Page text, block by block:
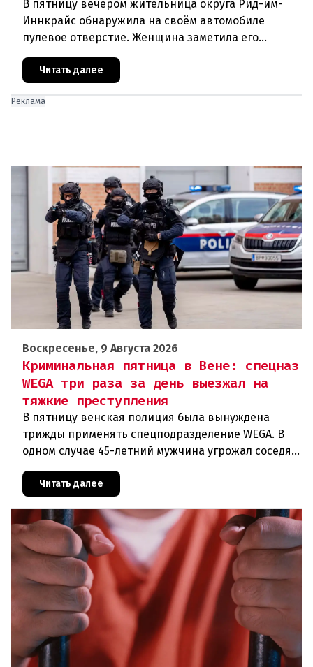
В пятницу вечером жительница округа Рид-им-
Иннкрайс обнаружила на своём автомобиле
пулевое отверстие. Женщина заметила его
случайно во время осмотра машины из-за утечки
охлаждающей жидкости. Полиция п
Читать далее
Реклама
Воскресенье, 9 Августа 2026
Криминальная пятница в Вене: спецназ
WEGA три раза за день выезжал на
тяжкие преступления
В пятницу венская полиция была вынуждена
трижды применять спецподразделение WEGA. В
одном случае 45-летний мужчина угрожал соседям
кухонным ножом, в другом — 68-летний брат
набросился на родственника
Читать далее